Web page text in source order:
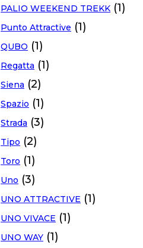
PALIO WEEKEND TREKK (1)
Punto Attractive (1)
QUBO (1)
Regatta (1)
Siena (2)
Spazio (1)
Strada (3)
Tipo (2)
Toro (1)
Uno (3)
UNO ATTRACTIVE (1)
UNO VIVACE (1)
UNO WAY (1)